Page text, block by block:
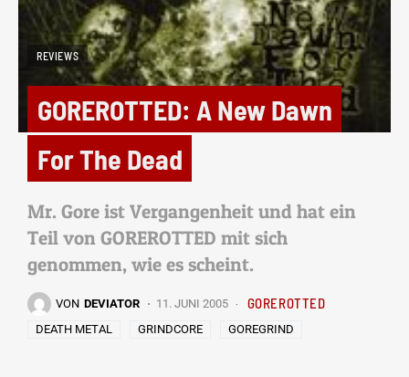
REVIEWS
GOREROTTED: A New Dawn
For The Dead
Mr. Gore ist Vergangenheit und hat ein
Teil von GOREROTTED mit sich
genommen, wie es scheint.
VON DEVIATOR 11. JUNI 2005 GOREROTTED
DEATH METAL GRINDCORE GOREGRIND